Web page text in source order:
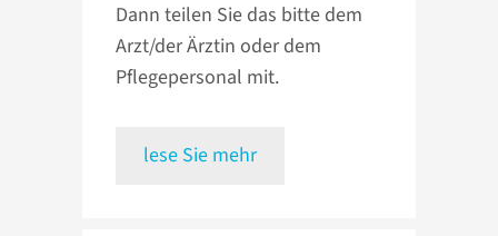
Dann teilen Sie das bitte dem
Arzt/der Ärztin oder dem
Pflegepersonal mit.
lese Sie mehr